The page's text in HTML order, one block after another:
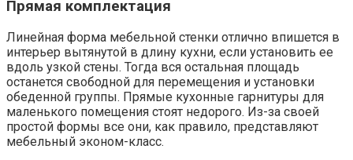
Прямая комплектация
Линейная форма мебельной стенки отлично впишется в
интерьер вытянутой в длину кухни, если установить ее
вдоль узкой стены. Тогда вся остальная площадь
останется свободной для перемещения и установки
обеденной группы. Прямые кухонные гарнитуры для
маленького помещения стоят недорого. Из-за своей
простой формы все они, как правило, представляют
мебельный эконом-класс.